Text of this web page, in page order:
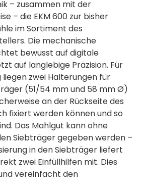
– zusammen mit der
– die EKM 600 zur bisher
im Sortiment des
Die mechanische
bewusst auf digitale
auf langlebige Präzision. Für
zwei Halterungen für
(51/54 mm und 58 mm Ø)
an der Rückseite des
fixiert werden können und so
Das Mahlgut kann ohne
Siebträger gegeben werden –
in den Siebträger liefert
zwei Einfüllhilfen mit. Dies
vereinfacht den